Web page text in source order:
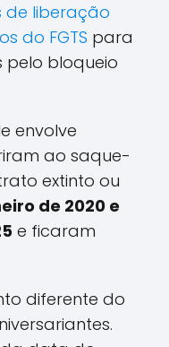
de liberação
do FGTS para
bloqueio
envolve
ao saque-
extinto ou
de 2020 e
e ficaram
diferente do